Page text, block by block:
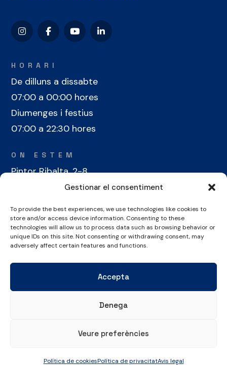
Gestionar el consentiment
To provide the best experiences, we use technologies like cookies to
store and/or access device information. Consenting to these
technologies will allow us to process data such as browsing behavior or
unique IDs on this site. Not consenting or withdrawing consent, may
adversely affect certain features and functions.
Accepta
Denega
Veure preferències
Política de cookiesPolítica de privacitatAvis legal
HORARI
De dilluns a dissabte
07:00 a 00:00 hores
Diumenges i festius
07:00 a 22:30 hores
ON ESTEM
Pintor Ribalta, 2-8
08028 Barcelona
CONTACTE
+34 934 486 350
cel@laieta.cat